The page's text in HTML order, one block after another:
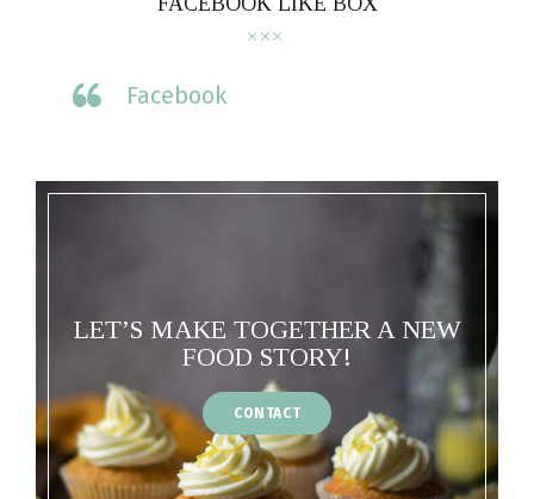
Facebook
LET’S MAKE TOGETHER A NEW
FOOD STORY!
CONTACT